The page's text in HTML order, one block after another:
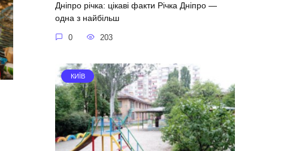
Дніпро річка: цікаві факти Річка Дніпро —
одна з найбільш
0 203
КИЇВ